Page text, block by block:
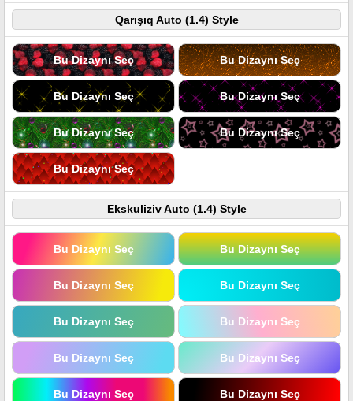
Qarışıq Auto (1.4) Style
Bu Dizaynı Seç Bu Dizaynı Seç
Bu Dizaynı Seç Bu Dizaynı Seç
Bu Dizaynı Seç Bu Dizaynı Seç
Bu Dizaynı Seç
Ekskuliziv Auto (1.4) Style
Bu Dizaynı Seç Bu Dizaynı Seç
Bu Dizaynı Seç Bu Dizaynı Seç
Bu Dizaynı Seç Bu Dizaynı Seç
Bu Dizaynı Seç Bu Dizaynı Seç
Bu Dizaynı Seç Bu Dizaynı Seç